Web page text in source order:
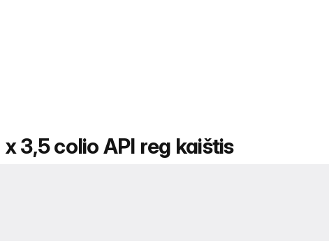
3,5 colio API reg kaištis